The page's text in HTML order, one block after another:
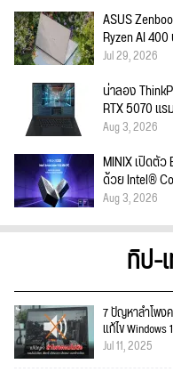
ASUS
Ryzen AI
Jul 29, 2026
น่าลอง
RTX 5070 แ
Aug 3, 2026
MINIX เปิดตั
ด้วย Intel®
Aug 3, 2026
ทิป-
7 ปัญหาลำโพง
แก้ไข Windows
Jul 11, 2025